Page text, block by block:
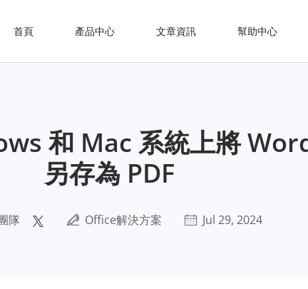
首頁 產品中心 文章資訊 幫助中心
和 Mac 系統上將
另存為 PDF
隊 Office解決方案 Jul 29, 2024